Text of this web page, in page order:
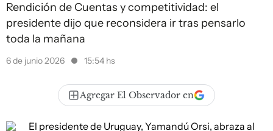
Rendición de Cuentas y competitividad: el
presidente dijo que reconsidera ir tras pensarlo
toda la mañana
6 de junio 2026 15:54 hs
Agregar El Observador en